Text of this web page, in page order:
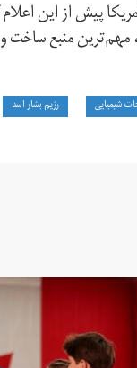
مهم‌ترین منبع
شیمیایی رژیم بشار اسد